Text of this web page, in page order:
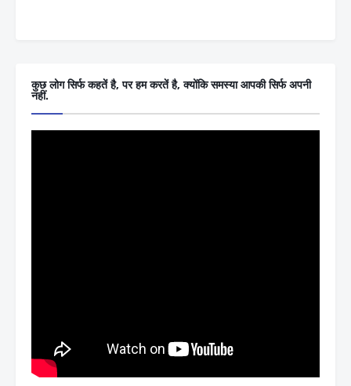
कुछ लोग सिर्फ कहतें है, पर हम करतें है, क्योंकि समस्या आपकी सिर्फ अपनी
नहीं.